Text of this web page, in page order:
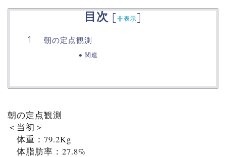
目次 [非表示]
朝の定点観測
関連
朝の定点観測
＜当初＞
体重：79.2Kg
体脂肪率：27.8%